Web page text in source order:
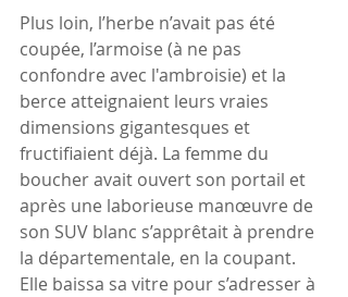
Plus loin, l’herbe n’avait pas été
coupée, l’armoise (à ne pas
confondre avec l'ambroisie) et la
berce atteignaient leurs vraies
dimensions gigantesques et
fructifiaient déjà. La femme du
boucher avait ouvert son portail et
après une laborieuse manœuvre de
son SUV blanc s’apprêtait à prendre
la départementale, en la coupant.
Elle baissa sa vitre pour s’adresser à